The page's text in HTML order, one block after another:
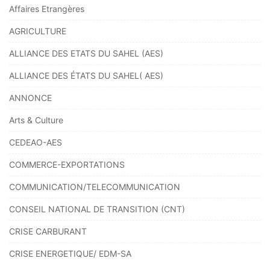
Affaires Etrangères
AGRICULTURE
ALLIANCE DES ETATS DU SAHEL (AES)
ALLIANCE DES ÉTATS DU SAHEL( AES)
ANNONCE
Arts & Culture
CEDEAO-AES
COMMERCE-EXPORTATIONS
COMMUNICATION/TELECOMMUNICATION
CONSEIL NATIONAL DE TRANSITION (CNT)
CRISE CARBURANT
CRISE ENERGETIQUE/ EDM-SA